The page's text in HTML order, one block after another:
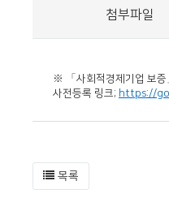
첨부파일
※ 「사회적경제기업 보증
사전등록 링크; https://
목록